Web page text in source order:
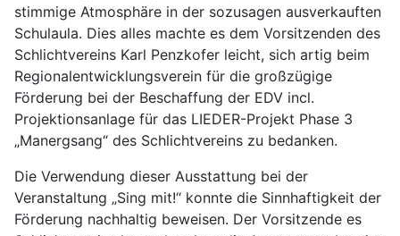
stimmige Atmosphäre in der sozusagen ausverkauften
Schulaula. Dies alles machte es dem Vorsitzenden des
Schlichtvereins Karl Penzkofer leicht, sich artig beim
Regionalentwicklungsverein für die großzügige
Förderung bei der Beschaffung der EDV incl.
Projektionsanlage für das LIEDER-Projekt Phase 3
„Manergsang“ des Schlichtvereins zu bedanken.
Die Verwendung dieser Ausstattung bei der
Veranstaltung „Sing mit!“ konnte die Sinnhaftigkeit der
Förderung nachhaltig beweisen. Der Vorsitzende es